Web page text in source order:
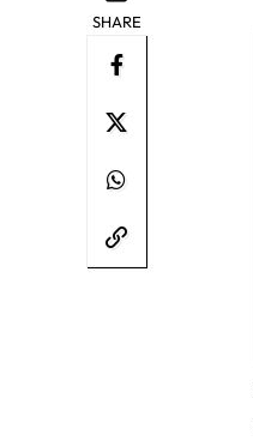
SHARE